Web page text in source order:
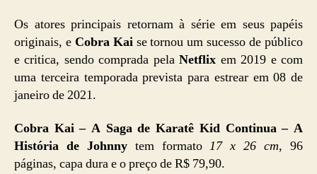
Os atores principais retornam à série em seus papéis
originais, e Cobra Kaise tornou um sucesso de público
e critica, sendo comprada pelaNetflix em 2019 e com
uma terceira temporada prevista para estrear em 08 de
janeiro de 2021.
Cobra Kai – A Saga de Karatê Kid Continua – A
História de Johnnytem formato17 x 26 cm, 96
páginas, capa dura e o preço de R$ 79,90.